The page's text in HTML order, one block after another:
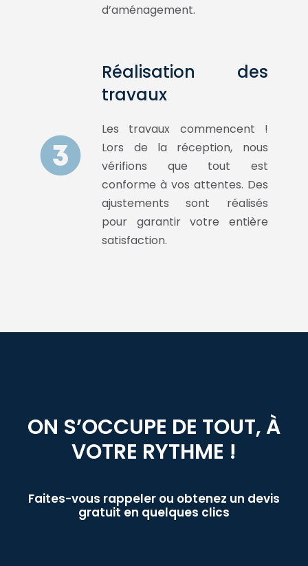
d’aménagement.
Réalisation des
travaux
Les travaux commencent !
Lors de la réception, nous
vérifions que tout est
conforme à vos attentes. Des
ajustements sont réalisés
pour garantir votre entière
satisfaction.
ON S’OCCUPE DE TOUT, À
VOTRE RYTHME !
Faites-vous rappeler ou obtenez un devis
gratuit en quelques clics